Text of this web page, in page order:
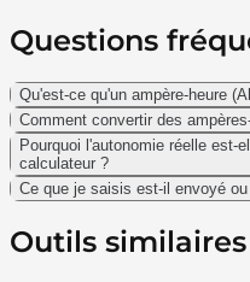
Questions
Qu'est-ce qu'un ampère-heure
Comment convertir des
Pourquoi l'autonomie réelle est-
calculateur ?
Ce que je saisis est-il envoyé
Outils similaires